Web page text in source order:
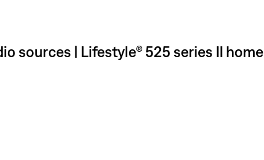
sources | Lifestyle® 525 series II home